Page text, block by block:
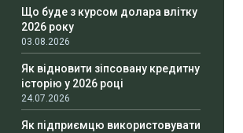
Що буде з курсом долара влітку
2026 року
03.08.2026
Як відновити зіпсовану кредитну
історію у 2026 році
24.07.2026
Як підприємцю використовувати